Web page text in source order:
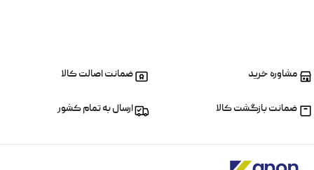
مشاوره خرید ضمانت اصالت کالا
ضمانت بازگشت کالا ارسال به تمام کشور